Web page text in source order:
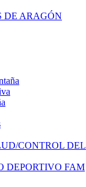
DE ARAGÓN
CONTROL DEL
DEPORTIVO FAM